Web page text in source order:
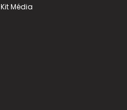
Kit Média